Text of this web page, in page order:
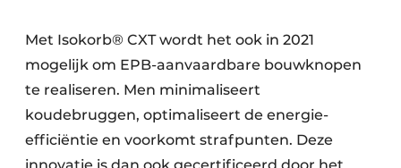
Met Isokorb® CXT wordt het ook in 2021
mogelijk om EPB-aanvaardbare bouwknopen
te realiseren. Men minimaliseert
koudebruggen, optimaliseert de energie-
efficiëntie en voorkomt strafpunten. Deze